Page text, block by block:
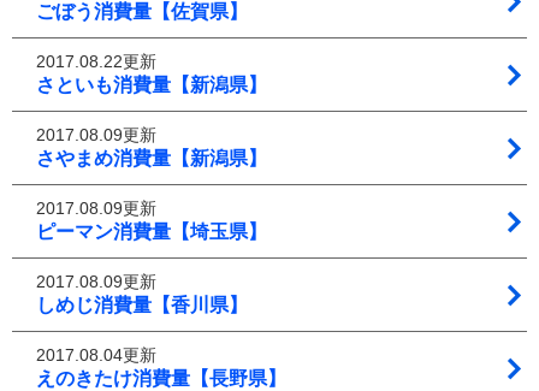
ごぼう消費量【佐賀県】
2017.08.22更新
さといも消費量【新潟県】
2017.08.09更新
さやまめ消費量【新潟県】
2017.08.09更新
ピーマン消費量【埼玉県】
2017.08.09更新
しめじ消費量【香川県】
2017.08.04更新
えのきたけ消費量【長野県】